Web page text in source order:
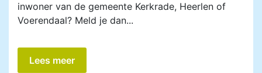
inwoner van de gemeente Kerkrade, Heerlen of
Voerendaal? Meld je dan...
Lees meer